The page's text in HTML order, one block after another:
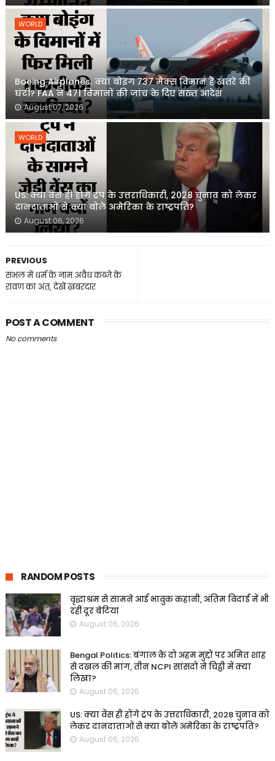
WORLD
Boeing Airplanes: क्या बोइंग 737 मैक्स विमान हैं खतरे की
घंटी? FAA ने 471 विमानों की जांच के दिए सख्त आदेश
August 07, 2026
WORLD
US: क्या वेंस ही होंगे ट्रंप के उत्तराधिकारी, 2028 चुनाव को लेकर
दानदाताओं से क्या बोले अमेरिका के राष्ट्रपति?
August 06, 2026
PREVIOUS
संभल में धर्म के नाम अवैध कब्जे के
रावण का अंत, देखें ख़बरदार
POST A COMMENT
No comments
RANDOM POSTS
वृद्धाश्रम से सामने आई भावुक कहानी, अंतिम विदाई में भी
रहीं दूर बेटियां
August 06, 2026
Bengal Politics: बंगाल के दो अहम मुद्दों पर अमित शाह
से दखल की मांग, तीन NCPI सांसदों ने चिट्ठी में क्या
लिखा?
August 06, 2026
US: क्या वेंस ही होंगे ट्रंप के उत्तराधिकारी, 2028 चुनाव को
लेकर दानदाताओं से क्या बोले अमेरिका के राष्ट्रपति?
August 06, 2026